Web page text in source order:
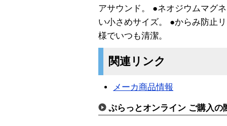
アサウンド。 ●ネオジウムマグ
い小さめサイズ。 ●からみ防止
様でいつも清潔。
関連リンク
メーカ商品情報
ぷらっとオンライン ご購入の